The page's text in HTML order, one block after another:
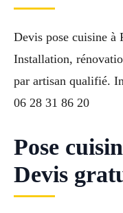
Devis pose cuisine à
Installation,
par artisan qualifié.
06 28 31 86 20
Pose
Devis